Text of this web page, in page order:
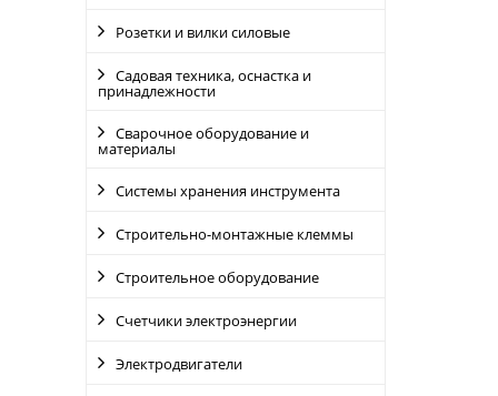
Розетки и вилки силовые
Садовая техника, оснастка и
принадлежности
Сварочное оборудование и
материалы
Системы хранения инструмента
Строительно-монтажные клеммы
Строительное оборудование
Счетчики электроэнергии
Электродвигатели